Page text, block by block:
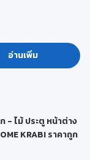
อ่านเพิ่ม